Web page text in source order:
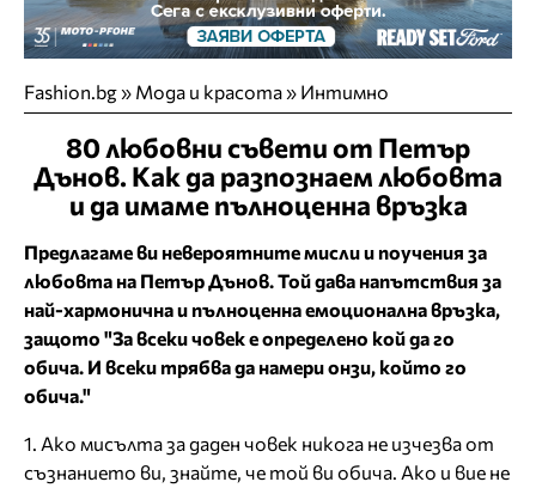
Fashion.bg» Мода и красота» Интимно
80 любовни съвети от Петър
Дънов. Как да разпознаем любовта
и да имаме пълноценна връзка
Предлагаме ви невероятните мисли и поучения за
любовта на Петър Дънов. Той дава напътствия за
най-хармонична и пълноценна емоционална връзка,
защото "За всеки човек е определено кой да го
обича. И всеки трябва да намери онзи, който го
обича."
1. Ако мисълта за даден човек никога не изчезва от
съзнанието ви, знайте, че той ви обича. Ако и вие не